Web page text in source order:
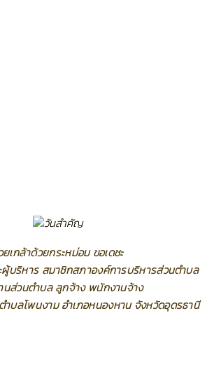
ยเกล้าด้วยกระหม่อม ขอเดชะ
บริหาร สมาชิกสภาองค์การบริหารส่วนตำบล
ส่วนตำบล ลูกจ้าง พนักงานจ้าง
บลโพนงาม อำเภอหนองหาน จังหวัดอุดรธานี